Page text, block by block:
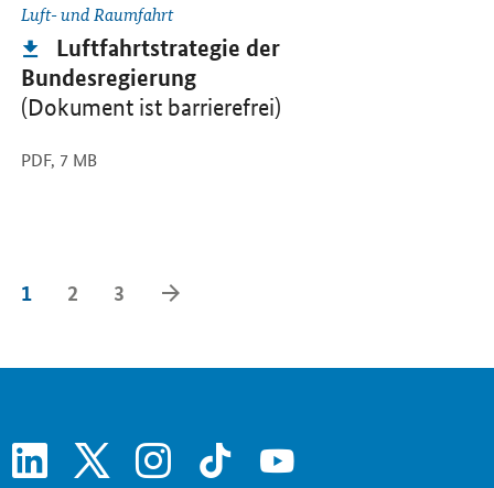
Luft- und Raumfahrt
Publikation:
Luftfahrtstrategie der
Bundesregierung
(Dokument ist barrierefrei)
PDF, 7 MB
1 2 3
linkedin instagram tiktok youtube